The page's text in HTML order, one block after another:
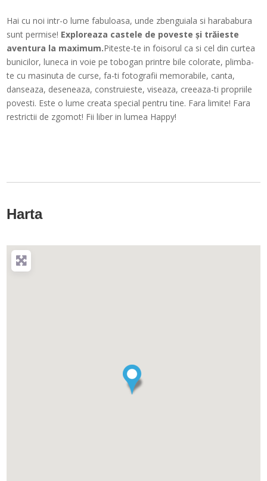
Hai cu noi intr-o lume fabuloasa, unde zbenguiala si harababura
sunt permise! Exploreaza castele de poveste și trăieste
aventura la maximum.Piteste-te in foisorul ca si cel din curtea
bunicilor, luneca in voie pe tobogan printre bile colorate, plimba-
te cu masinuta de curse, fa-ti fotografii memorabile, canta,
danseaza, deseneaza, construieste, viseaza, creeaza-ti propriile
povesti. Este o lume creata special pentru tine. Fara limite! Fara
restrictii de zgomot! Fii liber in lumea Happy!
Harta